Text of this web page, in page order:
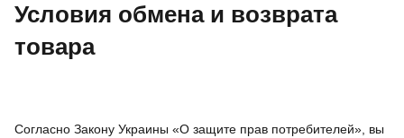
Условия обмена и возврата
товара
Согласно Закону Украины «О защите прав потребителей», вы